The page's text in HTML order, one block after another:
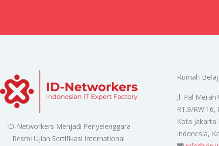
ID-Networkers Menjadi Penyelenggara
Resmi Ujian Sertifikasi International
Rumah
Jl. Pal
RT.9/
Kota Jakarta
Indonesia,